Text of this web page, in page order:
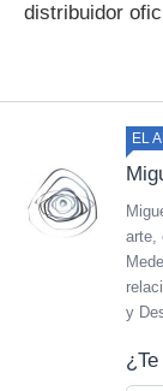
distribuidor
EL
arte,
y